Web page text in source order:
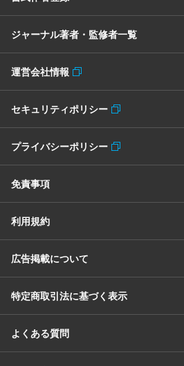
ジャーナル著者・監修者一覧
運営会社情報
セキュリティポリシー
プライバシーポリシー
免責事項
利用規約
広告掲載について
特定商取引法に基づく表示
よくある質問